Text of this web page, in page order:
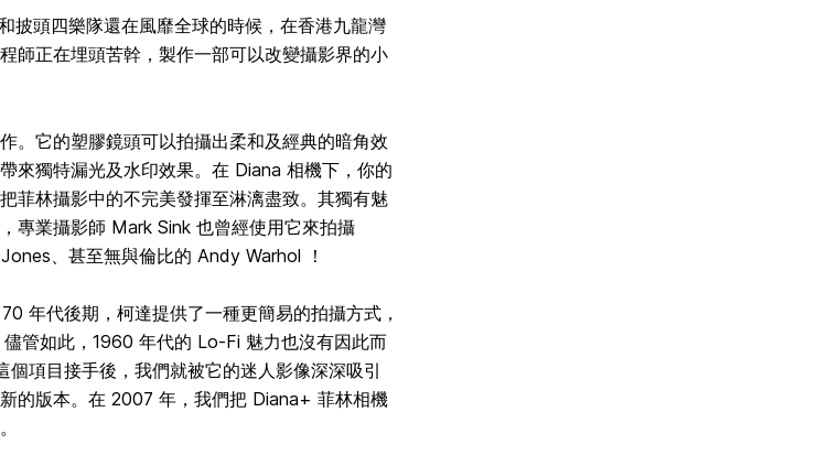
披頭四樂隊還在風靡全球的時候，在香港九龍灣
師正在埋頭苦幹，製作一部可以改變攝影界的小
。它的塑膠鏡頭可以拍攝出柔和及經典的暗角效
來獨特漏光及水印效果。在 Diana 相機下，你的
菲林攝影中的不完美發揮至淋漓盡致。其獨有魅
專業攝影師 Mark Sink 也曾經使用它來拍攝
、甚至無與倫比的 Andy Warhol ！
年代後期，柯達提供了一種更簡易的拍攝方式，
管如此，1960 年代的 Lo-Fi 魅力也沒有因此而
個項目接手後，我們就被它的迷人影像深深吸引
的版本。在 2007 年，我們把 Diana+ 菲林相機